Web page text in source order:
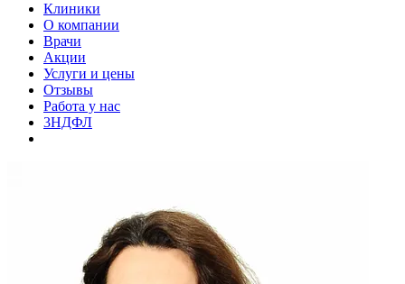
Клиники
О компании
Врачи
Акции
Услуги и цены
Отзывы
Работа у нас
3НДФЛ